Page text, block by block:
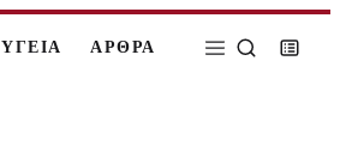
ΥΓΕΙΑ ΑΡΘΡΑ